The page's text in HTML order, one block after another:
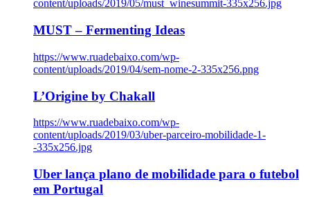
content/uploads/2019/05/must_winesummit-335x256.jpg
MUST – Fermenting Ideas
https://www.ruadebaixo.com/wp-
content/uploads/2019/04/sem-nome-2-335x256.png
L’Origine by Chakall
https://www.ruadebaixo.com/wp-
content/uploads/2019/03/uber-parceiro-mobilidade-1-
-335x256.jpg
Uber lança plano de mobilidade para o futebol
em Portugal